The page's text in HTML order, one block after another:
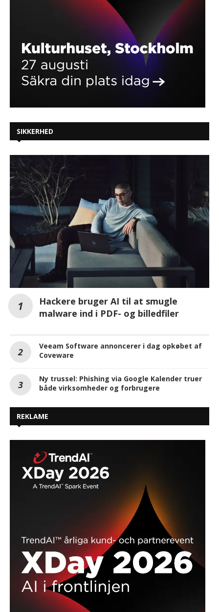
SIKKERHED
Hackere bruger AI til at smugle
malware ind i PDF- og billedfiler
Veeam Software annoncerer i dag opkøbet af
Coveware
Ny trussel: Phishing via Google Kalender truer
både virksomheder og forbrugere
REKLAME